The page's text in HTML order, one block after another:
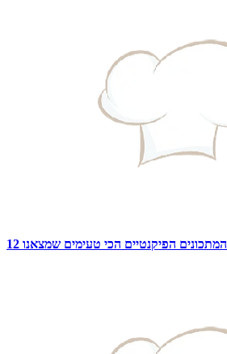
12 המתכונים הפיקנטיים הכי טעימים שמצאנו